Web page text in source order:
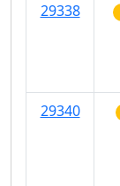
29338
29340